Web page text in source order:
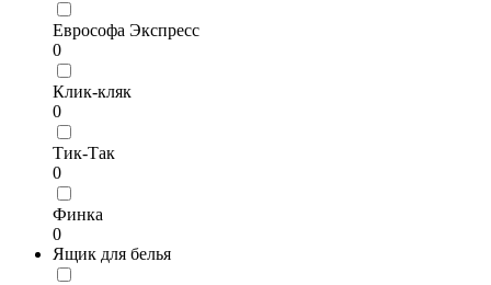
Еврософа Экспресс
0
Клик-кляк
0
Тик-Так
0
Финка
0
Ящик для белья